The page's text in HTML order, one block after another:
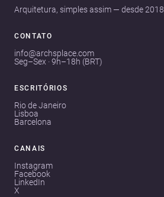
Arquitetura, simples assim — desde 2018
CONTATO
info@archsplace.com
Seg–Sex · 9h–18h (BRT)
ESCRITÓRIOS
Rio de Janeiro
Lisboa
Barcelona
CANAIS
Instagram
Facebook
LinkedIn
X